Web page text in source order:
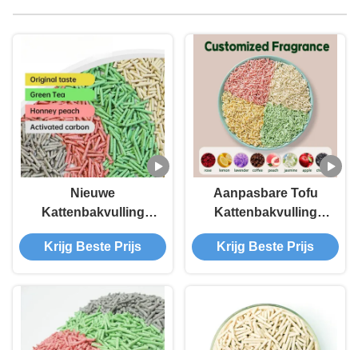
Nieuwe
Kattenbakvulling
Premium Niet-Giftig
Hoge Absorptie
Geurcontrole
Biologisch Afbreekbaar
Tofu Kattenbakvulling
Krijg Beste Prijs
Aanpasbare Tofu
Kattenbakvulling
Groothandel Hoge
Kwaliteit Gestreepte
Krijg Beste Prijs